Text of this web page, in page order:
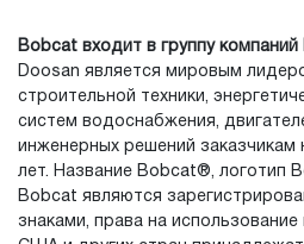
Bobcat входит в группу компаний
Doosan является мировым
строительной техники,
систем водоснабжения,
инженерных решений заказчикам
лет. Название Bobcat®, логотип
Bobcat являются
знаками, права на